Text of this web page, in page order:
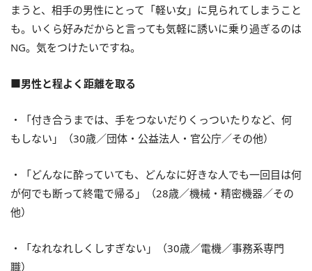
まうと、相手の男性にとって「軽い女」に見られてしまうこと
も。いくら好みだからと言っても気軽に誘いに乗り過ぎるのは
NG。気をつけたいですね。
■男性と程よく距離を取る
・「付き合うまでは、手をつないだりくっついたりなど、何
もしない」（30歳／団体・公益法人・官公庁／その他）
・「どんなに酔っていても、どんなに好きな人でも一回目は何
が何でも断って終電で帰る」（28歳／機械・精密機器／その
他）
・「なれなれしくしすぎない」（30歳／電機／事務系専門
職）